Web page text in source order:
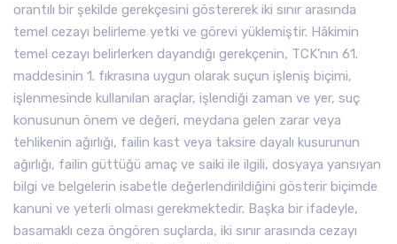
orantılı bir şekilde gerekçesini göstererek iki sınır arasında
temel cezayı belirleme yetki ve görevi yüklemiştir. Hâkimin
temel cezayı belirlerken dayandığı gerekçenin, TCK’nın 61.
maddesinin 1. fıkrasına uygun olarak suçun işleniş biçimi,
işlenmesinde kullanılan araçlar, işlendiği zaman ve yer, suç
konusunun önem ve değeri, meydana gelen zarar veya
tehlikenin ağırlığı, failin kast veya taksire dayalı kusurunun
ağırlığı, failin güttüğü amaç ve saiki ile ilgili, dosyaya yansıyan
bilgi ve belgelerin isabetle değerlendirildiğini gösterir biçimde
kanuni ve yeterli olması gerekmektedir. Başka bir ifadeyle,
basamaklı ceza öngören suçlarda, iki sınır arasında cezayı